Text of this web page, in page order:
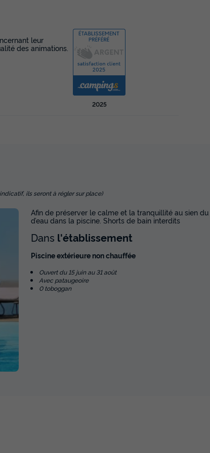
leur
des animations.
2025
ils seront à régler sur place)
Afin de préserver le calme et la tranquillité au sien
d’eau dans la piscine. Shorts de bain interdits
Dans l'établissement
Piscine extérieure non chauffée
Ouvert du 15 juin au 31 août
Avec pataugeoire
0 toboggan